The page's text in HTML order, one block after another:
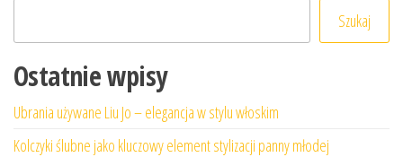
Szukaj
Ostatnie wpisy
Ubrania używane Liu Jo – elegancja w stylu włoskim
Kolczyki ślubne jako kluczowy element stylizacji panny młodej